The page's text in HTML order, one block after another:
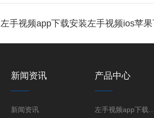
左手视频app下载安装左手视频ios苹
新闻资讯
新闻资讯
产品中心